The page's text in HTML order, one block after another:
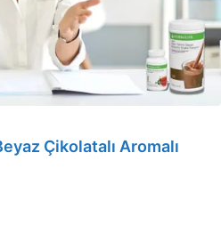
Çikolatalı Aromalı